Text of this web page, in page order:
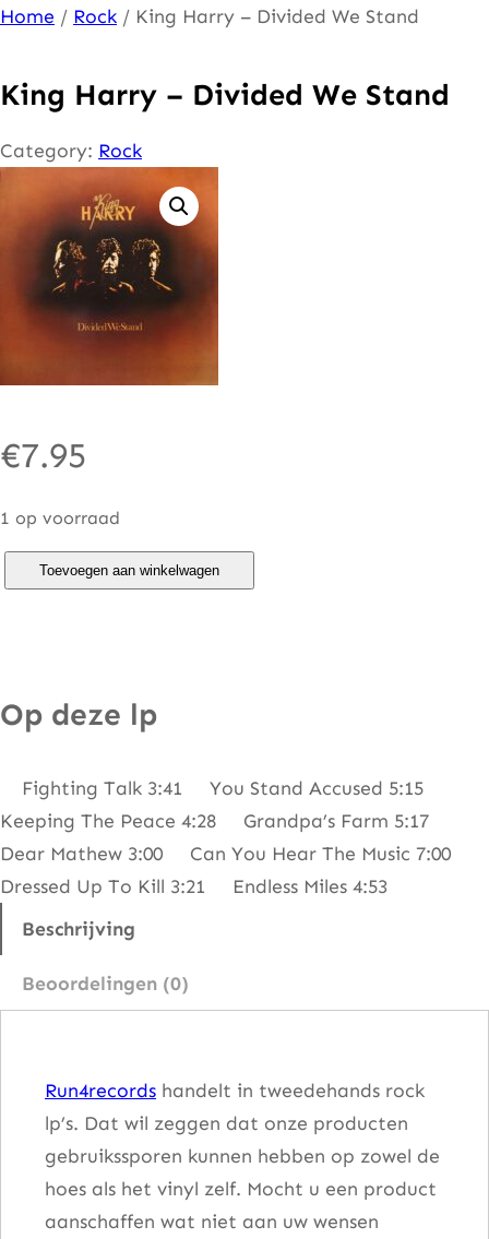
Ga
de
inhoud
Home / Rock / King Harry – Divided We Stand
King Harry – Divided We Stand
Category: Rock
€7.95
1 op voorraad
a
y
–
D
v
Toevoegen aan winkelwagen
Op deze lp
Fighting Talk 3:41 You Stand Accused 5:15
Keeping The Peace 4:28 Grandpa’s Farm 5:17
Dear Mathew 3:00 Can You Hear The Music 7:00
Dressed Up To Kill 3:21 Endless Miles 4:53
Beschrijving
Beoordelingen (0)
Run4records handelt in tweedehands rock
lp’s. Dat wil zeggen dat onze producten
gebruikssporen kunnen hebben op zowel de
hoes als het vinyl zelf. Mocht u een product
aanschaffen wat niet aan uw wensen